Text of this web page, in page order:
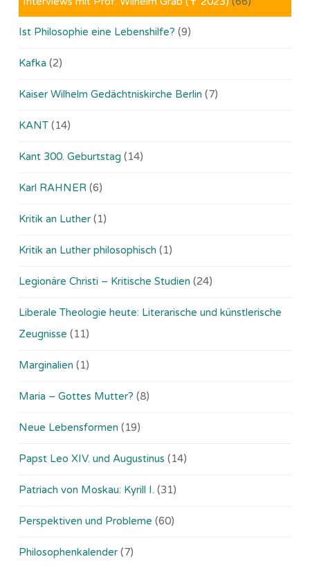
Ist Philosophie eine Lebenshilfe? (9)
Kafka (2)
Kaiser Wilhelm Gedächtniskirche Berlin (7)
KANT (14)
Kant 300. Geburtstag (14)
Karl RAHNER (6)
Kritik an Luther (1)
Kritik an Luther philosophisch (1)
Legionäre Christi – Kritische Studien (24)
Liberale Theologie heute: Literarische und künstlerische
Zeugnisse (11)
Marginalien (1)
Maria – Gottes Mutter? (8)
Neue Lebensformen (19)
Papst Leo XIV. und Augustinus (14)
Patriach von Moskau: Kyrill I. (31)
Perspektiven und Probleme (60)
Philosophenkalender (7)